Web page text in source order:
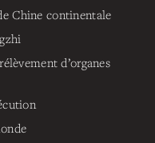
Chine continentale
d’organes